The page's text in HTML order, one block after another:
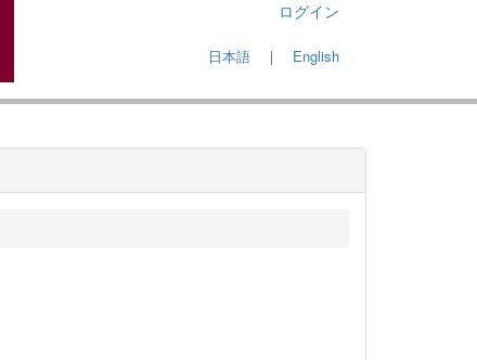
ログイン
日本語 ｜ English